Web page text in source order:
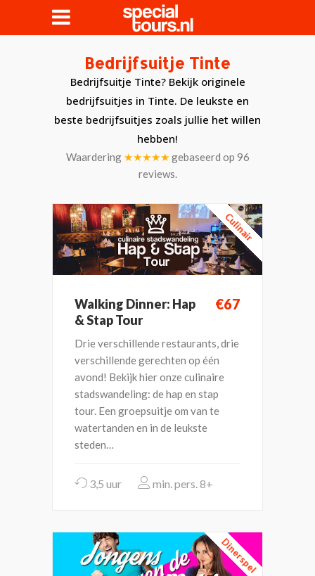
Bedrijfsuitje Tinte
Bedrijfsuitje Tinte? Bekijk originele
bedrijfsuitjes in Tinte. De leukste en
beste bedrijfsuitjes zoals jullie het willen
hebben!
Waardering ★★★★★ gebaseerd op 96
reviews.
Culinair
Walking Dinner: Hap
& Stap Tour
€67
Drie verschillende restaurants, drie
verschillende gerechten op één
avond! Bekijk hier onze culinaire
stadswandeling: de hap en stap
tour. Een groepsuitje om van te
watertanden en in de leukste
steden…
3,5 uur 8+
Dinerspel